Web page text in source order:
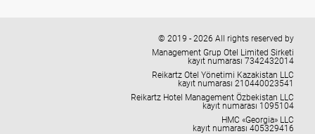
© 2019 - 2026 All rights reserved by
Management Grup Otel Limited Sirketi
kayıt numarası 7342432014
Reikartz Otel Yönetimi Kazakistan LLC
kayıt numarası 210440023541
Reikartz Hotel Management Özbekistan LLC
kayıt numarası 1095104
HMC «Georgia» LLC
kayıt numarası 405329416